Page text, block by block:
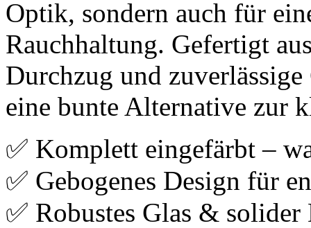
Optik, sondern auch für
Rauchhaltung. Gefertigt
Durchzug und
eine bunte Alternative zur
✅ Komplett eingefärbt –
✅ Gebogenes Design für
✅ Robustes Glas & solider